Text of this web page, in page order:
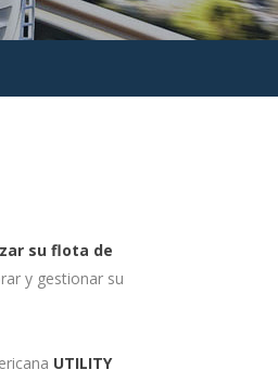
su flota de
y gestionar su
UTILITY